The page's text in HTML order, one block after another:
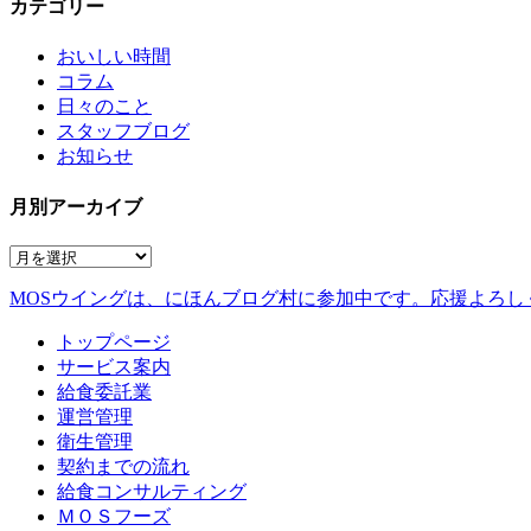
カテゴリー
おいしい時間
コラム
日々のこと
スタッフブログ
お知らせ
月別アーカイブ
MOSウイングは、にほんブログ村に参加中です。 応援よろし
トップページ
サービス案内
給食委託業
運営管理
衛生管理
契約までの流れ
給食コンサルティング
ＭＯＳフーズ